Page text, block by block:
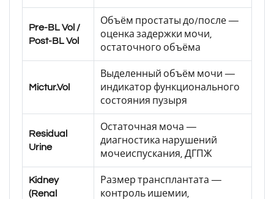
Pre-BL Vol /
Post-BL Vol
Объём простаты до/после —
оценка задержки мочи,
остаточного объёма
Mictur.Vol
Выделенный объём мочи —
индикатор функционального
состояния пузыря
Residual
Urine
Остаточная моча —
диагностика нарушений
мочеиспускания, ДГПЖ
Kidney
(Renal
Размер трансплантата —
контроль ишемии,